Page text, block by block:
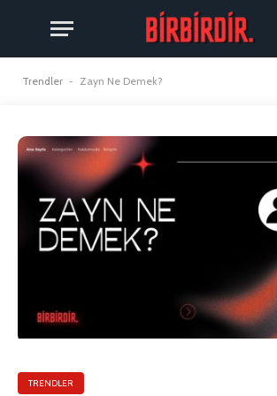
Trendler - Zayn Ne Demek?
TRENDLER